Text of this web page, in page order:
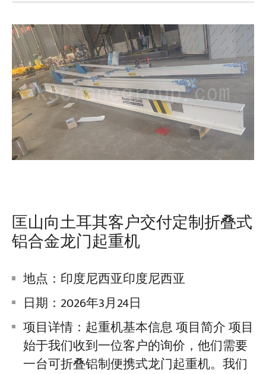
匡山向土耳其客户交付定制折叠式
铝合金龙门起重机
地点：印度尼西亚印度尼西亚
日期：2026年3月24日
项目详情：起重机基本信息 项目简介 项目
始于我们收到一位客户的询价，他们需要
一台可折叠铝制便携式龙门起重机。我们